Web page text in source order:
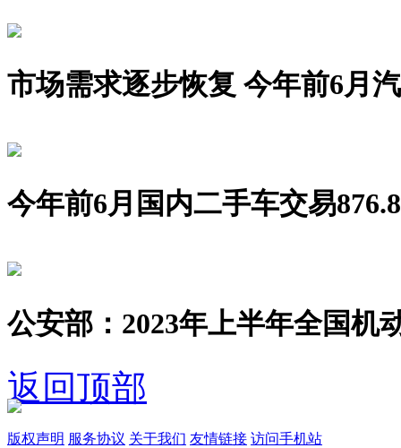
市场需求逐步恢复 今年前6月
今年前6月国内二手车交易
公安部：2023年上半年全国机
返回顶部
版权声明 服务协议 关于我们 友情链接 访问手机站